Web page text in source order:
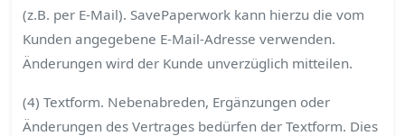
(z.B. per E-Mail). SavePaperwork kann hierzu die vom
Kunden angegebene E-Mail-Adresse verwenden.
Änderungen wird der Kunde unverzüglich mitteilen.
(4) Textform. Nebenabreden, Ergänzungen oder
Änderungen des Vertrages bedürfen der Textform. Dies